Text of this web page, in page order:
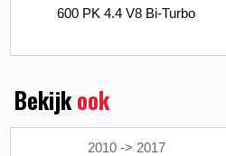
600 PK 4.4 V8 Bi-Turbo
Bekijkook
2010 -> 2017